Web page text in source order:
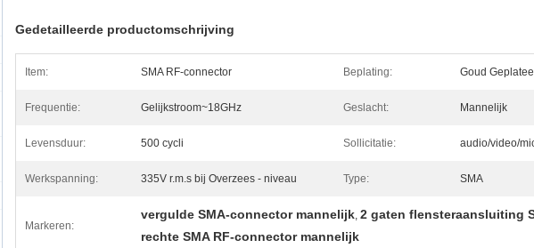
Gedetailleerde productomschrijving
Item: SMA RF-connector Beplating: Goud
Frequentie: Gelijkstroom~18GHz Geslacht: Mannelijk
Levensduur: 500 cycli Sollicitatie: audio/video/
Werkspanning: 335V r.m.s bij Overzees - niveau Type: SMA
Markeren:
vergulde SMA-connector mannelijk, 2 gaten flensteraansluiting
rechte SMA RF-connector mannelijk